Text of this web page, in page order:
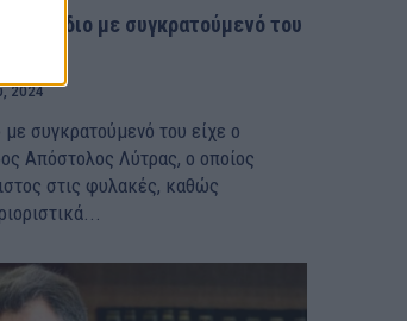
με συγκρατούμενό του
2024
συγκρατούμενό του είχε ο
Απόστολος Λύτρας, ο οποίος
στις φυλακές, καθώς